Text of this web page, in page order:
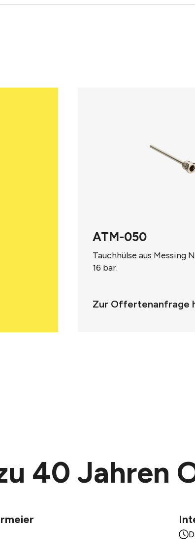
ATM-050
Tauchhülse aus Messing
16 bar.
Einbaulänge: 50 mm
Zur Offertenanfrage
40 Jahren